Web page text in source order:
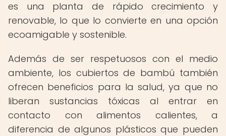
es una planta de rápido crecimiento y
renovable, lo que lo convierte en una opción
ecoamigable y sostenible.
Además de ser respetuosos con el medio
ambiente, los cubiertos de bambú también
ofrecen beneficios para la salud, ya que no
liberan sustancias tóxicas al entrar en
contacto con alimentos calientes, a
diferencia de algunos plásticos que pueden